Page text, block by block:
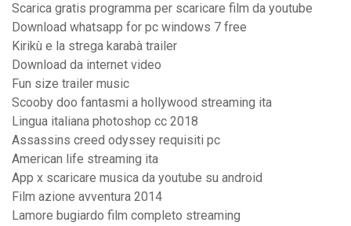
Scarica gratis programma per scaricare film da youtube
Download whatsapp for pc windows 7 free
Kirikù e la strega karabà trailer
Download da internet video
Fun size trailer music
Scooby doo fantasmi a hollywood streaming ita
Lingua italiana photoshop cc 2018
Assassins creed odyssey requisiti pc
American life streaming ita
App x scaricare musica da youtube su android
Film azione avventura 2014
Lamore bugiardo film completo streaming